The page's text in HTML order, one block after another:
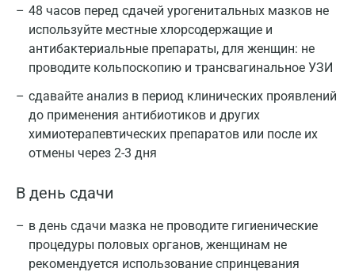
48 часов перед сдачей урогенитальных мазков не
используйте местные хлорсодержащие и
антибактериальные препараты, для женщин: не
проводите кольпоскопию и трансвагинальное УЗИ
сдавайте анализ в период клинических проявлений
до применения антибиотиков и других
химиотерапевтических препаратов или после их
отмены через 2-3 дня
В день сдачи
в день сдачи мазка не проводите гигиенические
процедуры половых органов, женщинам не
рекомендуется использование спринцевания